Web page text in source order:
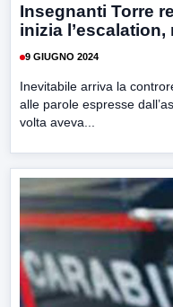
Insegnanti Torre
inizia
9 GIUGNO 2024
Inevitabile arriva la
alle parole espresse
volta aveva...